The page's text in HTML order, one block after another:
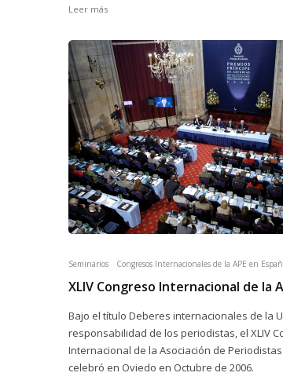
Leer más
Seminarios Congresos Internacionales de la APE en
XLIV Congreso Internacional de la
Bajo el título Deberes internacionales de la
responsabilidad de los periodistas, el XLIV
Internacional de la Asociación de
celebró en Oviedo en Octubre de 2006.